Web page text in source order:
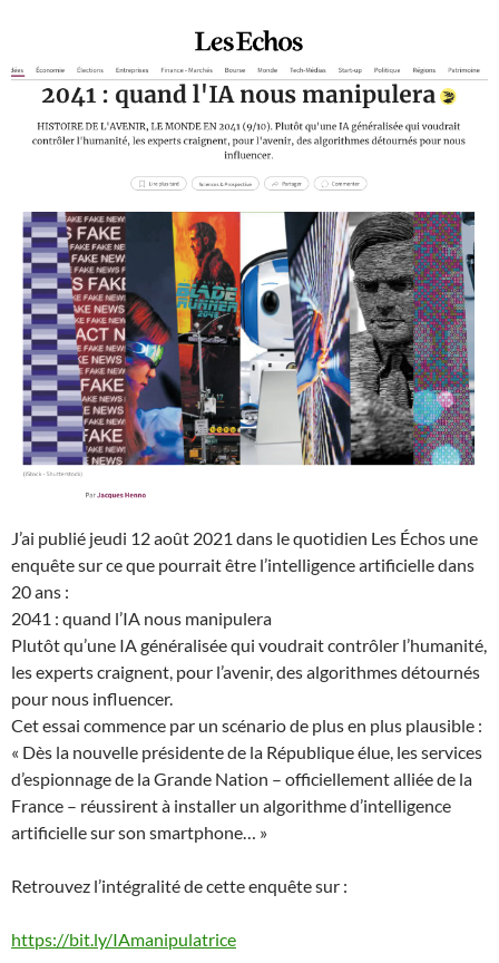
J’ai publié jeudi 12 août 2021 dans le quotidien Les Échos une
enquête sur ce que pourrait être l’intelligence artificielle dans
20 ans :
2041 : quand l’IA nous manipulera
Plutôt qu’une IA généralisée qui voudrait contrôler l’humanité,
les experts craignent, pour l’avenir, des algorithmes détournés
pour nous influencer.
Cet essai commence par un scénario de plus en plus plausible :
« Dès la nouvelle présidente de la République élue, les services
d’espionnage de la Grande Nation – officiellement alliée de la
France – réussirent à installer un algorithme d’intelligence
artificielle sur son smartphone… »
Retrouvez l’intégralité de cette enquête sur :
https://bit.ly/IAmanipulatrice